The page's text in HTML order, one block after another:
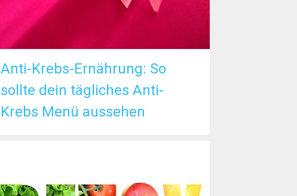
Anti-Krebs-Ernährung: So
sollte dein tägliches Anti-
Krebs Menü aussehen